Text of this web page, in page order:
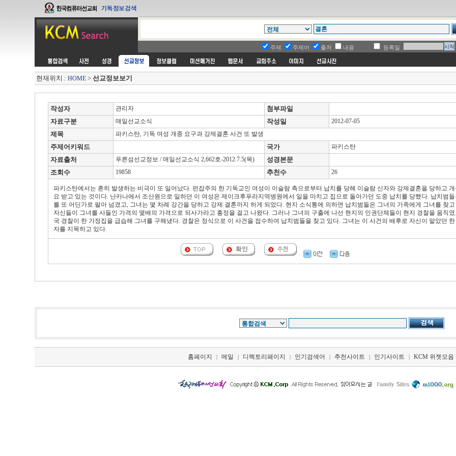
주제 주제어 출처 내용 등록일
현재위치 : HOME> 선교정보보기
작성자 관리자
첨부파일
자료구분
매일선교소식 작성일 2012-07-05
제목 파키스탄, 기독 여성 개종 요구과 강제결혼 사건 또 발생
주제어키워드 국가 파키스탄
자료출처 푸른섬선교정보 / 매일선교소식 2,662호-2012.7.5(목)
성경본문
조회수
19858 추천수 26
파키스탄에서는 흔히 발생하는 비극이 또 일어났다. 펀잡주의 한 기독교인 여성이 이슬람 측으로부터 납치를 당해 이슬람 신자와 강제결혼을 당하고
요 받고 있는 것이다. 난카나에서 조산원으로 일하던 이 여성은 제이크후푸라지역병원에서 일을 마치고 집으로 돌아가던 도중 납치를 당했다. 납치범들
를 또 어딘가로 팔아 넘겼고, 그녀는 몇 차례 강간을 당하고 강제 결혼까지 하게 되었다. 현지 소식통에 의하면 납치범들은 그녀의 가족에게 그녀를 찾고
자신들이 그녀를 사들인 가격의 몇배의 가격으로 되사가라고 흥정을 걸고 나왔다. 그러나 그녀의 구출에 나선 현지의 인권단체들이 현지 경찰을 움직였
국 경찰이 한 가정집을 급습해 그녀를 구해냈다. 경찰은 정식으로 이 사건을 접수하여 납치범들을 찾고 있다. 그녀는 이 사건의 배후로 자신이 맡았던
자를 지목하고 있다.
홈페이지 | 메일 | 디렉토리페이지 | 인기검색어 | 추천사이트 | 인기사이트 | KCM 위젯모음